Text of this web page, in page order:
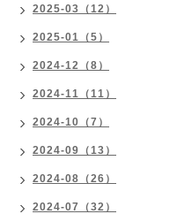
2025-03（12）
2025-01（5）
2024-12（8）
2024-11（11）
2024-10（7）
2024-09（13）
2024-08（26）
2024-07（32）